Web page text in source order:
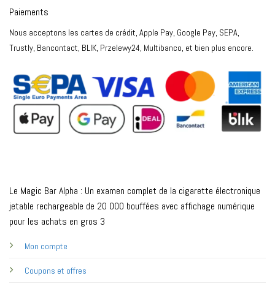
Le Magic Bar Alpha : Un examen complet de la cigarette électronique
jetable rechargeable de 20 000 bouffées avec affichage numérique
pour les achats en gros 3
Mon compte
Coupons et offres
Paiements
Nous acceptons les cartes de crédit, Apple Pay, Google Pay, SEPA,
Trustly, Bancontact, BLIK, Przelewy24, Multibanco, et bien plus encore.